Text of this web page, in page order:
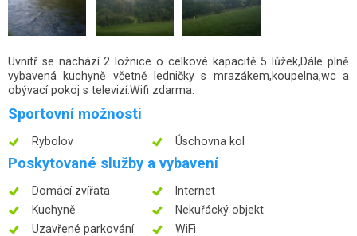
Uvnitř se nachází 2 ložnice o celkové kapacitě 5 lůžek,Dále plně
vybavená kuchyně včetně ledničky s mrazákem,koupelna,wc a
obývací pokoj s televizí.Wifi zdarma.
Sportovní možnosti
Rybolov Úschovna kol
Poskytované služby a vybavení
Domácí zvířata
Internet
Kuchyně
Nekuřácký objekt
Uzavřené parkování
WiFi